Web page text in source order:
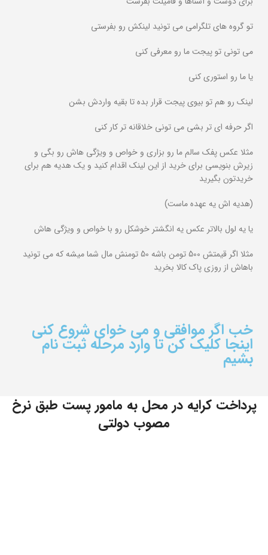
تو گروه های تلگرامی می تونید لینکش رو بفرستی
می تونی تو پیجت ما رو معرفی کنی
یا ما رو استوری کنی
لینک رو هم تو بیوی پیجت قرار بده تا بقیه واردش بشن
اگر حرفه ای تر بشی می تونی خلاقانه تر کار کنی
مثلا عکس پفک سالم ما رو بزاری و خواص و ویژگی هاش رو بگی و
زیرش بنویسی برای خرید از این لینک اقدام کنید و یک هدیه هم برای
خریدتون بگیرید
(هدیه اش یه عهده ماست)
یا یه لول بالاتر عکس یه انگشتر خوشکل رو با خواص و ویژگی هاش
مثلا اگر قیمتش 500 تومن باشه 50 تومنش مال شما میشه که می تونید
باهاش از روزی پاک کالا بخرید
خب اگر موافقی و می خوای شروع کنی
اینجا کلیک کن تا وارد مرحله ثبت نام
بشیم
پرداخت کرایه در محل به مامور پست طبق نرخ
مصوب دولتی